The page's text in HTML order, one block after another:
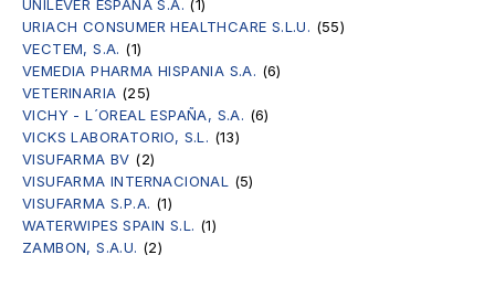
UNILEVER ESPAÑA S.A. (1)
URIACH CONSUMER HEALTHCARE S.L.U. (55)
VECTEM, S.A. (1)
VEMEDIA PHARMA HISPANIA S.A. (6)
VETERINARIA (25)
VICHY - L´OREAL ESPAÑA, S.A. (6)
VICKS LABORATORIO, S.L. (13)
VISUFARMA BV (2)
VISUFARMA INTERNACIONAL
(5)
VISUFARMA S.P.A. (1)
WATERWIPES SPAIN S.L. (1)
ZAMBON, S.A.U. (2)